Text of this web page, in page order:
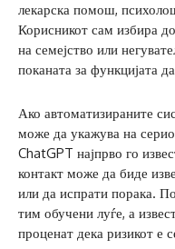
лекарска помош,
Корисникот сам избира
на семејство или
поканата за функцијата
Ако автоматизираните
може да укажува на
ChatGPT најпрво го
контакт може да биде
или да испрати порака.
тим обучени луѓе, а
проценат дека ризикот е